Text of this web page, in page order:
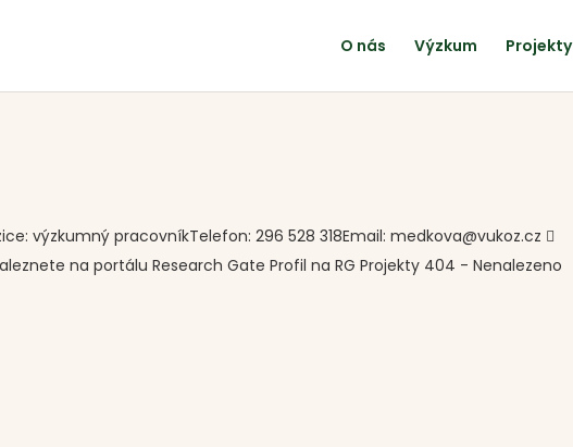
O nás Výzkum Projekty
výzkumný pracovníkTelefon: 296 528 318Email: medkova@vukoz.cz 
na portálu Research Gate Profil na RG Projekty 404 - Nenalezeno